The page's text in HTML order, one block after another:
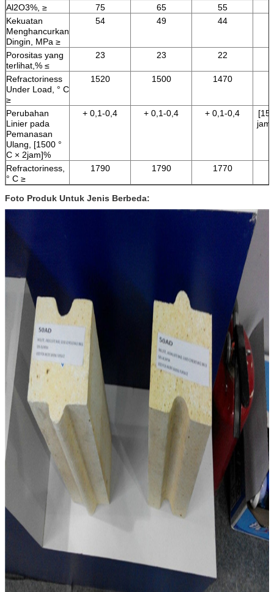
Al2O3%, ≥
75 65
55
Kekuatan
Menghancurkan
Dingin, MPa ≥
54 49 44
Porositas yang
terlihat,% ≤
23 23 22
Refractoriness
Under Load, ° C
≥
1520 1500 1470
Perubahan
Linier pada
Pemanasan
Ulang, [1500 °
C × 2jam]%
+ 0,1-0,4 + 0,1-0,4 + 0,1-0,4
Refractoriness,
° C ≥
1790 1790 1770
Foto Produk Untuk Jenis Berbeda: